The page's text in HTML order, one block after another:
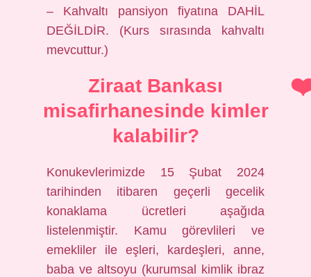
– Kahvaltı pansiyon fiyatına DAHİL
DEĞİLDİR. (Kurs sırasında kahvaltı
mevcuttur.)
Ziraat Bankası
misafirhanesinde kimler
kalabilir?
Konukevlerimizde 15 Şubat 2024
tarihinden itibaren geçerli gecelik
konaklama ücretleri aşağıda
listelenmiştir. Kamu görevlileri ve
emekliler ile eşleri, kardeşleri, anne,
baba ve altsoyu (kurumsal kimlik ibraz